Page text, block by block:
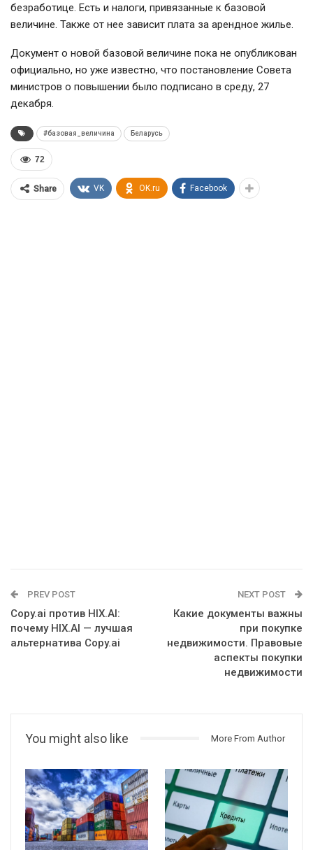
безработице. Есть и налоги, привязанные к базовой
величине. Также от нее зависит плата за арендное жилье.
Документ о новой базовой величине пока не опубликован
официально, но уже известно, что постановление Совета
министров о повышении было подписано в среду, 27
декабря.
#базовая_величина Беларусь
72
Share VK OK.ru Facebook
PREV POST
Copy.ai против HIX.AI:
почему HIX.AI — лучшая
альтернатива Copy.ai
NEXT POST
Какие документы важны
при покупке
недвижимости. Правовые
аспекты покупки
недвижимости
You might also like More From Author